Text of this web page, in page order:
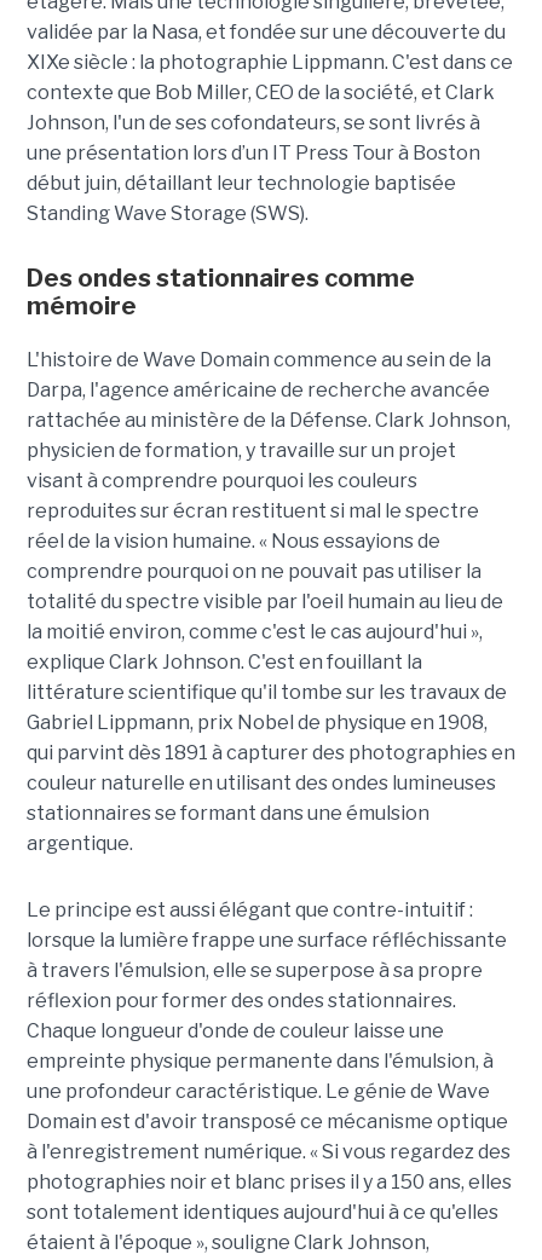
validée par la Nasa, et fondée sur une découverte du
XIXe siècle : la photographie Lippmann. C'est dans ce
contexte que Bob Miller, CEO de la société, et Clark
Johnson, l'un de ses cofondateurs, se sont livrés à
une présentation lors d’un IT Press Tour à Boston
début juin, détaillant leur technologie baptisée
Standing Wave Storage (SWS).
Des ondes stationnaires comme
mémoire
L'histoire de Wave Domain commence au sein de la
Darpa, l'agence américaine de recherche avancée
rattachée au ministère de la Défense. Clark Johnson,
physicien de formation, y travaille sur un projet
visant à comprendre pourquoi les couleurs
reproduites sur écran restituent si mal le spectre
réel de la vision humaine. « Nous essayions de
comprendre pourquoi on ne pouvait pas utiliser la
totalité du spectre visible par l'oeil humain au lieu de
la moitié environ, comme c'est le cas aujourd'hui »,
explique Clark Johnson. C'est en fouillant la
littérature scientifique qu'il tombe sur les travaux de
Gabriel Lippmann, prix Nobel de physique en 1908,
qui parvint dès 1891 à capturer des photographies en
couleur naturelle en utilisant des ondes lumineuses
stationnaires se formant dans une émulsion
argentique.
Le principe est aussi élégant que contre-intuitif :
lorsque la lumière frappe une surface réfléchissante
à travers l'émulsion, elle se superpose à sa propre
réflexion pour former des ondes stationnaires.
Chaque longueur d'onde de couleur laisse une
empreinte physique permanente dans l'émulsion, à
une profondeur caractéristique. Le génie de Wave
Domain est d'avoir transposé ce mécanisme optique
à l'enregistrement numérique. « Si vous regardez des
photographies noir et blanc prises il y a 150 ans, elles
sont totalement identiques aujourd'hui à ce qu'elles
étaient à l'époque », souligne Clark Johnson,